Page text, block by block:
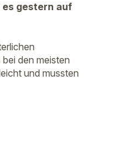
es gestern auf
den meisten
und mussten